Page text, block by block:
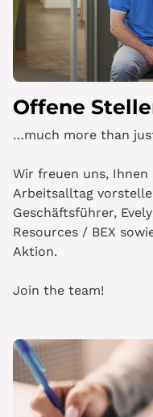
Mute
Offene
…much more than
Wir freuen uns,
Arbeitsalltag
Geschäftsführer,
Resources / BEX
Aktion.
Join the team!